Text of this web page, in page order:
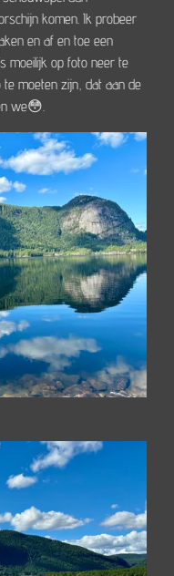
komen. Ik probeer
en af en toe een
moeilijk op foto neer te
moeten zijn, dat aan de
we😳.